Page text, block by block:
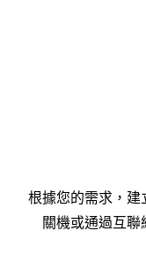
根據您的需求，建
關機或通過互